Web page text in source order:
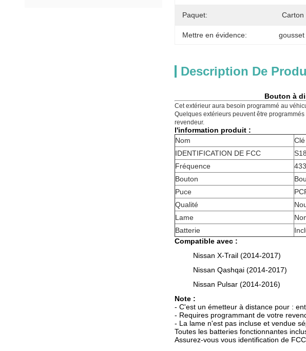
Paquet: Carton
Mettre en évidence: gousset
Description De
Bouton à
Cet extérieur aura besoin programmé au
Quelques extérieurs peuvent être
revendeur.
l'information produit :
Nom
IDENTIFICATION DE FCC
Fréquence
Bouton
Puce
Qualité
Lame
Batterie
Compatible avec :
Nissan X-Trail (2014-2017)
Nissan Qashqai (2014-2017)
Nissan Pulsar (2014-2016)
Note :
- C'est un émetteur à distance pour :
- Requires programmant de votre
- La lame n'est pas incluse et vendue
Toutes les batteries fonctionnantes
Assurez-vous vous identification de